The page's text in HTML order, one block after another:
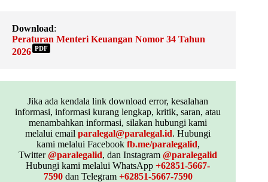
Download:
Peraturan Menteri Keuangan Nomor 34 Tahun
2026 PDF
Jika ada kendala link download error, kesalahan
informasi, informasi kurang lengkap, kritik, saran, atau
menambahkan informasi, silakan hubungi kami
melalui emailparalegal@paralegal.id. Hubungi
kami melalui Facebook fb.me/paralegalid,
Twitter@paralegalid, dan Instagram@paralegalid
Hubungi kami melalui WhatsApp+62851-5667-
7590dan Telegram +62851-5667-7590